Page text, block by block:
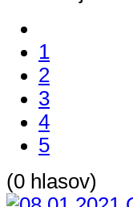
1
2
3
4
5
(0 hlasov)